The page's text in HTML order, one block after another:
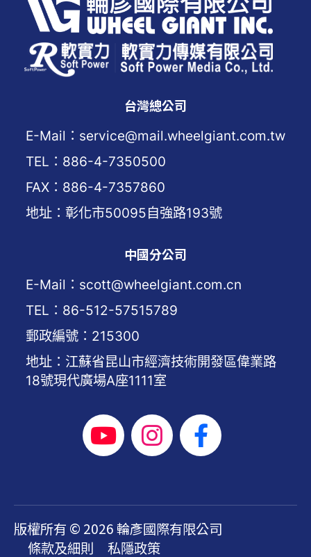
台灣總公司
E-Mail：service@mail.wheelgiant.com.tw
TEL：886-4-7350500
FAX：886-4-7357860
地址：彰化市50095自強路193號
中國分公司
E-Mail：scott@wheelgiant.com.cn
TEL：86-512-57515789
郵政編號：215300
地址：江蘇省昆山市經濟技術開發區偉業路
18號現代廣場A座1111室
版權所有 © 2026 輪彥國際有限公司
條款及細則 私隱政策